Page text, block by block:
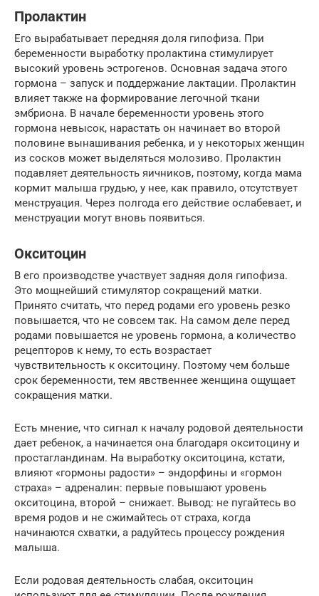
Пролактин
Его вырабатывает передняя доля гипофиза. При
беременности выработку пролактина стимулирует
высокий уровень эстрогенов. Основная задача этого
гормона – запуск и поддержание лактации. Пролактин
влияет также на формирование легочной ткани
эмбриона. В начале беременности уровень этого
гормона невысок, нарастать он начинает во второй
половине вынашивания ребенка, и у некоторых женщин
из сосков может выделяться молозиво. Пролактин
подавляет деятельность яичников, поэтому, когда мама
кормит малыша грудью, у нее, как правило, отсутствует
менструация. Через полгода его действие ослабевает, и
менструации могут вновь появиться.
Окситоцин
В его производстве участвует задняя доля гипофиза.
Это мощнейший стимулятор сокращений матки.
Принято считать, что перед родами его уровень резко
повышается, что не совсем так. На самом деле перед
родами повышается не уровень гормона, а количество
рецепторов к нему, то есть возрастает
чувствительность к окситоцину. Поэтому чем больше
срок беременности, тем явственнее женщина ощущает
сокращения матки.
Есть мнение, что сигнал к началу родовой деятельности
дает ребенок, а начинается она благодаря окситоцину и
простагландинам. На выработку окситоцина, кстати,
влияют «гормоны радости» – эндорфины и «гормон
страха» – адреналин: первые повышают уровень
окситоцина, второй – снижает. Вывод: не пугайтесь во
время родов и не сжимайтесь от страха, когда
начинаются схватки, а радуйтесь процессу рождения
малыша.
Если родовая деятельность слабая, окситоцин